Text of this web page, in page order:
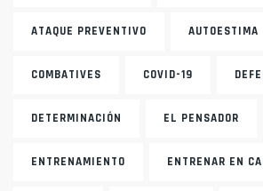
ATAQUE PREVENTIVO AUTOESTIMA
COMBATIVES COVID-19
DETERMINACIÓN EL PENSADOR
ENTRENAMIENTO ENTRENAR EN